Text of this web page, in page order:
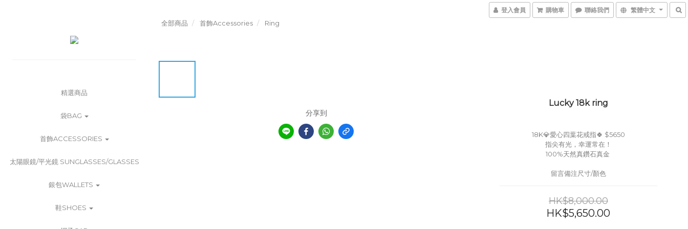
登入會員 購物車 聯絡我們 繁體中文
精選商品
袋BAG
首飾ACCESSORIES
太陽眼鏡/平光鏡 SUNGLASSES/GLASSES
銀包WALLETS
鞋SHOES
全部商品 首飾Accessories Ring
分享到
Lucky 18k ring
18K💎愛心四葉花戒指🍀 $5650
指尖有光，幸運常在！
100%天然真鑽石真金
留言備注尺寸/顏色
HK$8,000.00
HK$5,650.00